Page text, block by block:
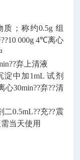
；称约0.5g 组
000g 4℃离心
弃上清液
中加1mL 试剂
心30min??弃??清
0.5mL??充??震
当天使用